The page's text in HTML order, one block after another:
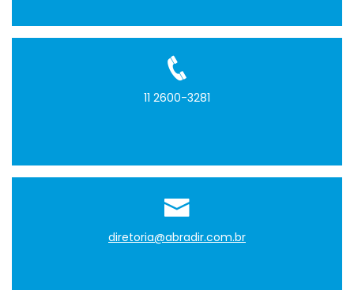
11 2600-3281
diretoria@abradir.com.br